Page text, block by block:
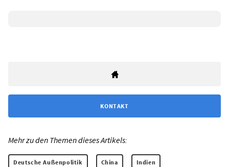
KONTAKT
Mehr zu den Themen dieses Artikels:
Deutsche Außenpolitik China Indien